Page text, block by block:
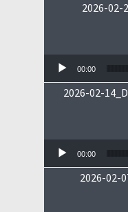
2026-02-
00:00
2026-02-
00:00
2026-02-